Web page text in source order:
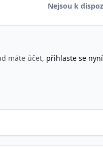
Nejsou k
máte účet, přihlaste se nyní